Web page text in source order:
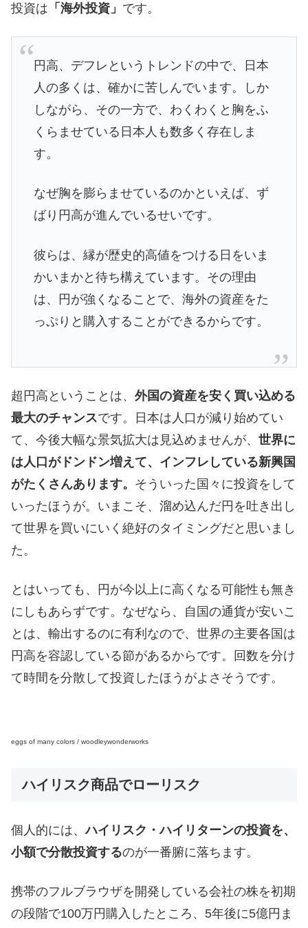
投資は 「海外投資」 です。
円高、デフレというトレンドの中で、日本
人の多くは、確かに苦しんでいます。しか
しながら、その一方で、わくわくと胸をふ
くらませている日本人も数多く存在しま
す。
なぜ胸を膨らませているのかといえば、ず
ばり円高が進んでいるせいです。
彼らは、縁が歴史的高値をつける日をいま
かいまかと待ち構えています。その理由
は、円が強くなることで、海外の資産をた
っぷりと購入することができるからです。
超円高ということは、 外国の資産を安く買い込める
最大のチャンスです。日本は人口が減り始めてい
て、今後大幅な景気拡大は見込めませんが、 世界に
は人口がドンドン増えて、インフレしている新興国
がたくさんあります。 そういった国々に投資をして
いったほうが。いまこそ、溜め込んだ円を吐き出し
て世界を買いにいく絶好のタイミングだと思いまし
た。
とはいっても、円が今以上に高くなる可能性も無き
にしもあらずです。なぜなら、自国の通貨が安いこ
とは、輸出するのに有利なので、世界の主要各国は
円高を容認している節があるからです。回数を分け
て時間を分散して投資したほうがよさそうです。
eggs of many colors / woodleywonderworks
ハイリスク商品でローリスク
個人的には、ハイリスク・ハイリターンの投資を、
小額で分散投資するのが一番腑に落ちます。
携帯のフルブラウザを開発している会社の株を初期
の段階で100万円購入したところ、5年後に5億円ま